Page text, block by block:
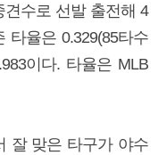
견수로 선발 출전해 4
타율은 0.329(85타수
이다. 타율은 MLB
잘 맞은 타구가 야수